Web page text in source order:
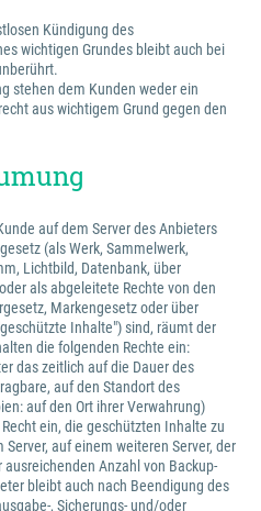
Kündigung des
wichtigen Grundes bleibt auch bei
stehen dem Kunden weder ein
aus wichtigem Grund gegen den
auf dem Server des Anbieters
(als Werk, Sammelwerk,
Lichtbild, Datenbank, über
als abgeleitete Rechte von den
Markengesetz oder über
Inhalte") sind, räumt der
die folgenden Rechte ein:
das zeitlich auf die Dauer des
auf den Standort des
auf den Ort ihrer Verwahrung)
ein, die geschützten Inhalte zu
auf einem weiteren Server, der
Anzahl von Backup-
bleibt auch nach Beendigung des
, Sicherungs- und/oder